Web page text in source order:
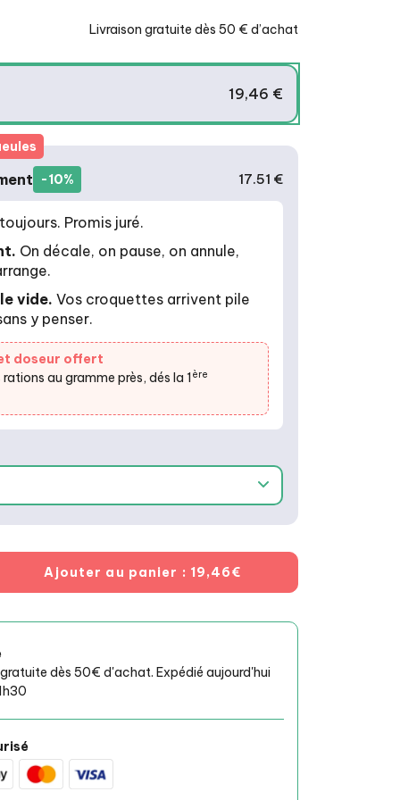
Livraison gratuite dès 50 € d’achat
19,46 €
-10% 17.51 €
Promis juré.
On décale, on pause, on annule,
vide. Vos croquettes arrivent pile
y penser.
doseur offert
au gramme près, dés la 1 ère
Ajouter au panier : 19,46€
dès 50€ d'achat. Expédié aujourd'hui